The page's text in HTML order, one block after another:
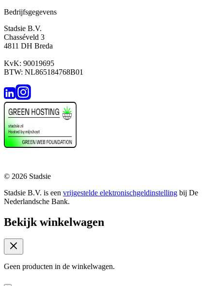
Bedrijfsgegevens
Stadsie B.V.
Chasséveld 3
4811 DH Breda
KvK: 90019695
BTW: NL865184768B01
© 2026 Stadsie
Stadsie B.V. is een vrijgestelde elektronischgeldinstelling bij De
Nederlandsche Bank.
Bekijk winkelwagen
Geen producten in de winkelwagen.